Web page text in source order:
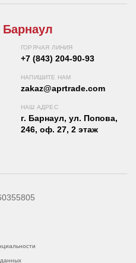
Барнаул
ГОРЯЧАЯ ЛИНИЯ
+7 (843) 204-90-93
НАПИШИТЕ НАМ
zakaz@aprtrade.com
НАШ АДРЕС
г. Барнаул, ул. Попова,
246, оф. 27, 2 этаж